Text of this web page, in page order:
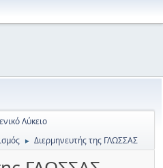
Λύκειο
► Διερμηνευτής της ΓΛΩΣΣΑΣ